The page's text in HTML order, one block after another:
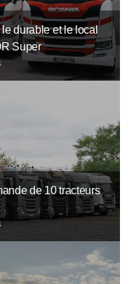
durable et le local
Super
de 10 tracteurs